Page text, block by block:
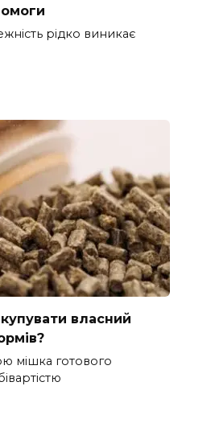
рідко виникає
власний
мішка готового